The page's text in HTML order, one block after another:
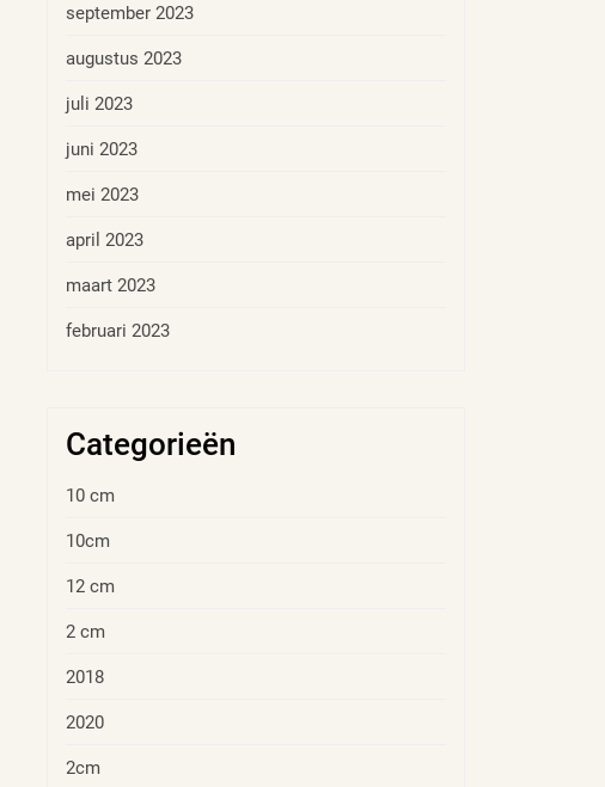
september 2023
augustus 2023
juli 2023
juni 2023
mei 2023
april 2023
maart 2023
februari 2023
Categorieën
10 cm
10cm
12 cm
2 cm
2018
2020
2cm